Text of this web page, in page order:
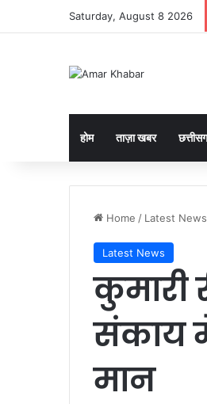
Saturday, August 8 2026
होम ताज़ा खबर
Home / Latest News
Latest News
कुमारी
संकाय
मान